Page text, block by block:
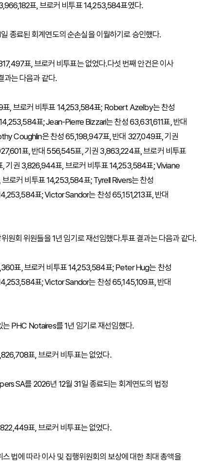
표, 브로커 비투표 14,253,584표였다.
종료된 회계연도의 순손실을 이월하기로 승인했다.
표, 브로커 비투표는 없었다.다섯 번째 안건은 이사
과는 다음과 같다.
, 브로커 비투표 14,253,584표; Robert Azelby는 찬성
표; Jean-Pierre Bizzari는 찬성 63,631,611표, 반대
Coughlin은 찬성 65,198,947표, 반대 327,049표, 기권
표, 반대 556,545표, 기권 3,863,224표, 브로커 비투표
기권 3,826,944표, 브로커 비투표 14,253,584표; Viviane
로커 비투표 14,253,584표; Tyrell Rivers는 찬성
표; Victor Sandor는 찬성 65,151,213표, 반대
원회 위원들을 1년 임기로 재선임했다.투표 결과는 다음과 같다.
표, 브로커 비투표 14,253,584표; Peter Hug는 찬성
표; Victor Sandor는 찬성 65,145,109표, 반대
PHC Notaires를 1년 임기로 재선임했다.
표, 브로커 비투표는 없었다.
SA를 2026년 12월 31일 종료되는 회계연도의 법정
표, 브로커 비투표는 없었다.
법에 따라 이사 및 집행위원회의 보상에 대한 최대 총액을